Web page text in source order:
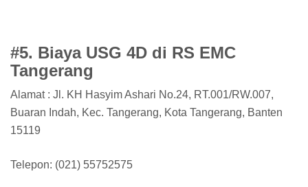
#5. Biaya USG 4D di RS EMC
Tangerang
Alamat : Jl. KH Hasyim Ashari No.24, RT.001/RW.007,
Buaran Indah, Kec. Tangerang, Kota Tangerang, Banten
15119
Telepon: (021) 55752575